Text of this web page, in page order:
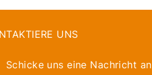
UNS
Schicke uns eine Nachricht an